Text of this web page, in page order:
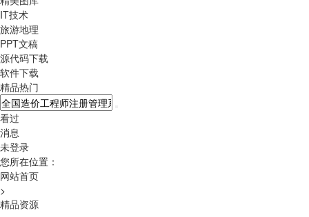
IT技术
旅游地理
PPT文稿
源代码下载
软件下载
精品热门
看过
消息
未登录
您所在位置：
网站首页
>
精品资源